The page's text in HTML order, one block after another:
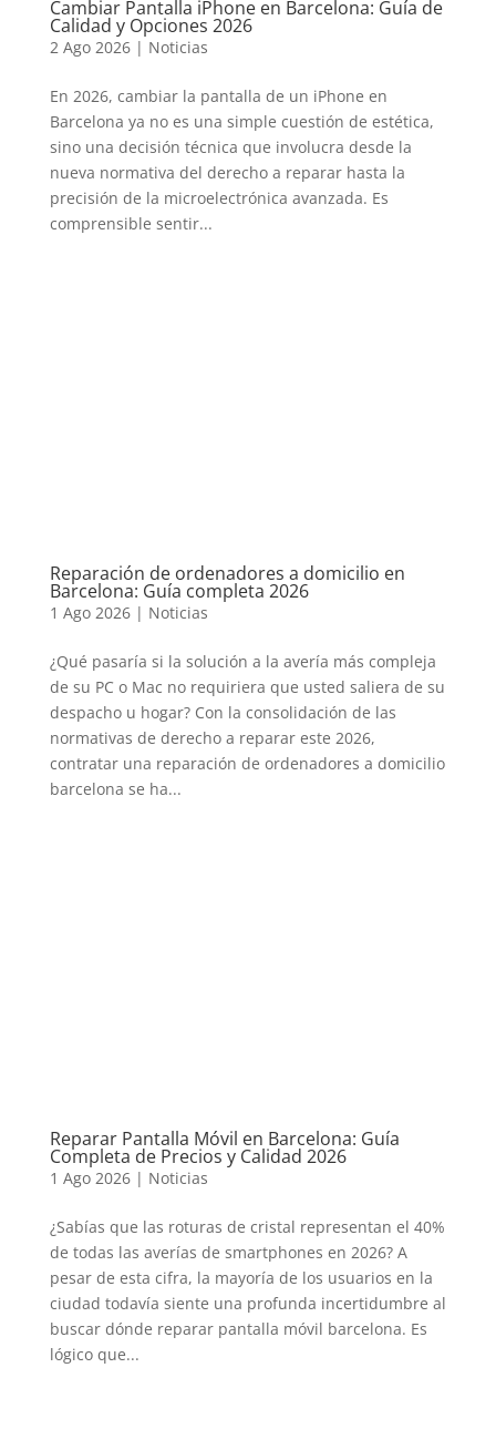
Cambiar Pantalla iPhone en Barcelona: Guía de
Calidad y Opciones 2026
2 Ago 2026| Noticias
En 2026, cambiar la pantalla de un iPhone en
Barcelona ya no es una simple cuestión de estética,
sino una decisión técnica que involucra desde la
nueva normativa del derecho a reparar hasta la
precisión de la microelectrónica avanzada. Es
comprensible sentir...
Reparación de ordenadores a domicilio en
Barcelona: Guía completa 2026
1 Ago 2026| Noticias
¿Qué pasaría si la solución a la avería más compleja
de su PC o Mac no requiriera que usted saliera de su
despacho u hogar? Con la consolidación de las
normativas de derecho a reparar este 2026,
contratar una reparación de ordenadores a domicilio
barcelona se ha...
Reparar Pantalla Móvil en Barcelona: Guía
Completa de Precios y Calidad 2026
1 Ago 2026| Noticias
¿Sabías que las roturas de cristal representan el 40%
de todas las averías de smartphones en 2026? A
pesar de esta cifra, la mayoría de los usuarios en la
ciudad todavía siente una profunda incertidumbre al
buscar dónde reparar pantalla móvil barcelona. Es
lógico que...